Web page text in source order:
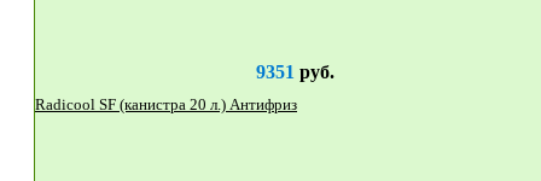
9351 руб.
Radicool SF (канистра 20 л.) Антифриз